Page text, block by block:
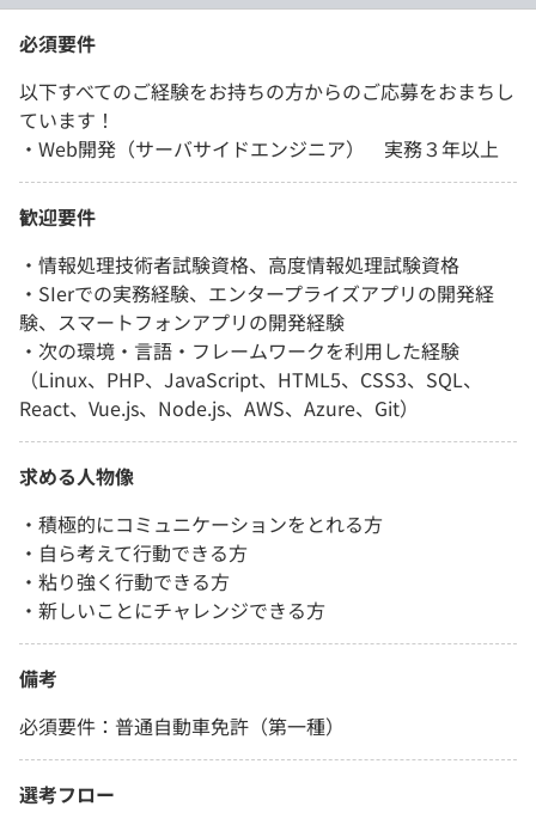
必須要件
以下すべてのご経験をお持ちの方からのご応募をおまちし
ています！
・Web開発（サーバサイドエンジニア） 実務３年以上
歓迎要件
・情報処理技術者試験資格、高度情報処理試験資格
・SIerでの実務経験、エンタープライズアプリの開発経
験、スマートフォンアプリの開発経験
・次の環境・言語・フレームワークを利用した経験
（Linux、PHP、JavaScript、HTML5、CSS3、SQL、
React、Vue.js、Node.js、AWS、Azure、Git）
求める人物像
・積極的にコミュニケーションをとれる方
・自ら考えて行動できる方
・粘り強く行動できる方
・新しいことにチャレンジできる方
備考
必須要件：普通自動車免許（第一種）
選考フロー